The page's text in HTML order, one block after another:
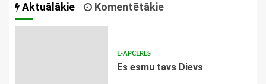
Aktuālākie Komentētākie
E-APCERES
Es esmu tavs Dievs